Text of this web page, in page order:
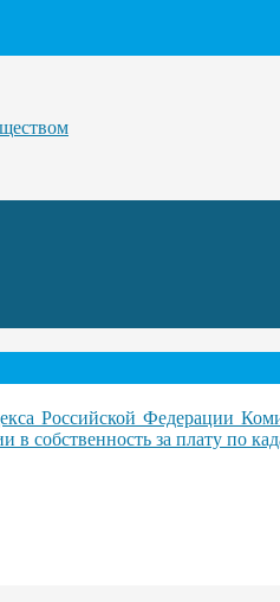
Российской Федерации
собственность за плату по